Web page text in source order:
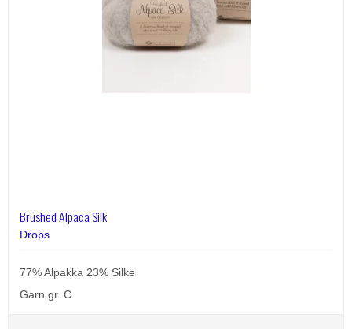
Brushed Alpaca Silk
Drops
77% Alpakka 23% Silke
Garn gr. C